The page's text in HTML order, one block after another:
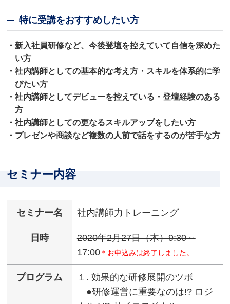
特に受講をおすすめしたい方
・新入社員研修など、今後登壇を控えていて自信を深めた
い方
・社内講師としての基本的な考え方・スキルを体系的に学
びたい方
・社内講師としてデビューを控えている・登壇経験のある
方
・社内講師としての更なるスキルアップをしたい方
・プレゼンや商談など複数の人前で話をするのが苦手な方
セミナー内容
セミナー名 社内講師力トレーニング
日時
2020年2月27日（木）9:30～
17:00＊お申込みは終了しました。
プログラム
１. 効果的な研修展開のツボ
●研修運営に重要なのは!? ロジ